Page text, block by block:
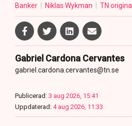
Banker
Niklas Wykman TN original
Gabriel Cardona Cervantes
gabriel.cardona.cervantes@tn.se
Publicerad: 3 aug 2026, 15:41
Uppdaterad: 4 aug 2026, 11:33